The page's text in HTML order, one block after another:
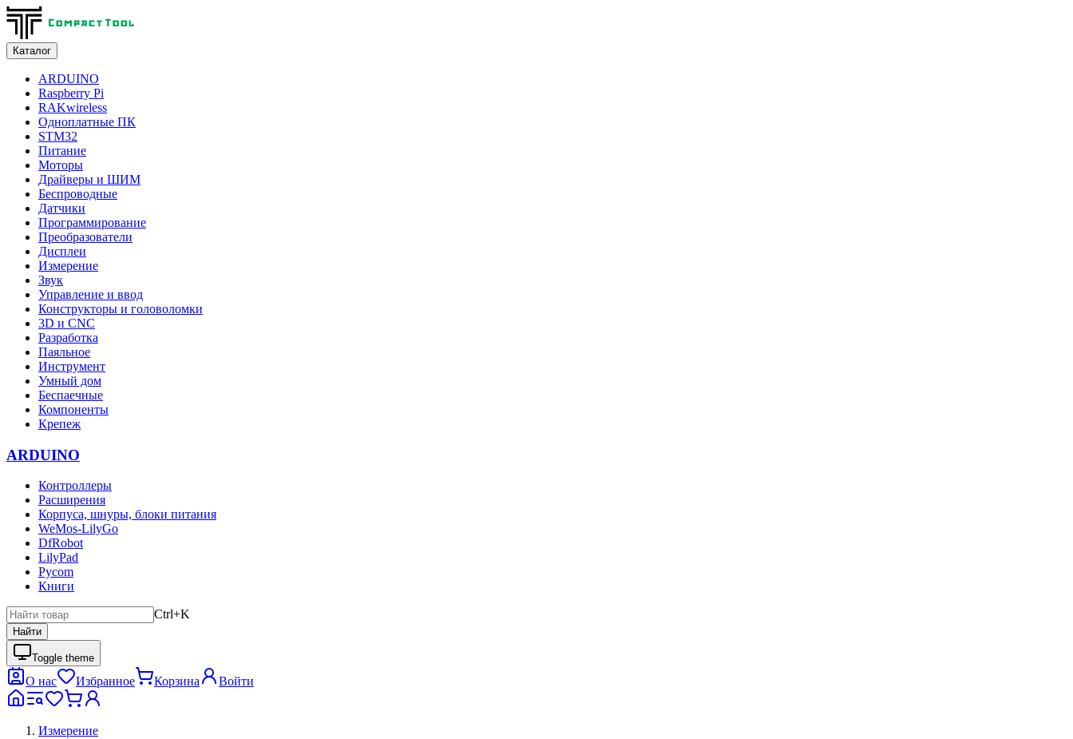
Каталог
ARDUINO
Raspberry Pi
RAKwireless
Одноплатные ПК
STM32
Питание
Моторы
Драйверы и ШИМ
Беспроводные
Датчики
Программирование
Преобразователи
Дисплеи
Измерение
Звук
Управление и ввод
Конструкторы и головоломки
3D и CNC
Разработка
Паяльное
Инструмент
Умный дом
Беспаечные
Компоненты
Крепеж
ARDUINO
Контроллеры
Расширения
Корпуса, шнуры, блоки питания
WeMos-LilyGo
DfRobot
LilyPad
Pycom
Книги
Ctrl+K
Найти
Toggle theme
О нас Избранное Корзина Войти
Измерение